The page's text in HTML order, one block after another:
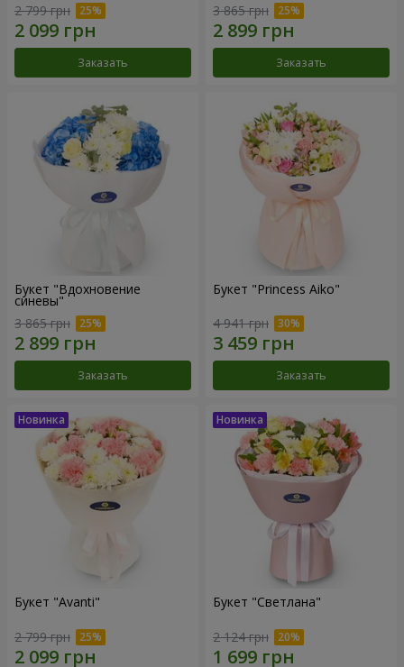
2 799 грн
Заказать
3 865 грн
Заказать
Букет "Вдохновение
синевы"
3 865 грн
Заказать
Букет "Princess Aiko"
4 941 грн
Заказать
Букет "Avanti"
2 799 грн
Букет "Светлана"
2 124 грн